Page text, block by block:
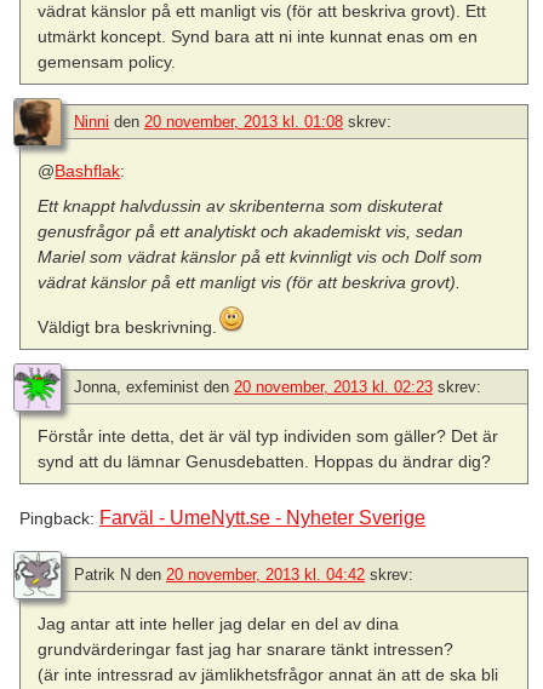
vädrat känslor på ett manligt vis (för att beskriva grovt). Ett
utmärkt koncept. Synd bara att ni inte kunnat enas om en
gemensam policy.
Ninni den 20 november, 2013 kl. 01:08 skrev:
@Bashflak:
Ett knappt halvdussin av skribenterna som diskuterat
genusfrågor på ett analytiskt och akademiskt vis, sedan
Mariel som vädrat känslor på ett kvinnligt vis och Dolf som
vädrat känslor på ett manligt vis (för att beskriva grovt).
Väldigt bra beskrivning.
Jonna, exfeminist den 20 november, 2013 kl. 02:23 skrev:
Förstår inte detta, det är väl typ individen som gäller? Det är
synd att du lämnar Genusdebatten. Hoppas du ändrar dig?
Pingback: Farväl - UmeNytt.se - Nyheter Sverige
Patrik N den 20 november, 2013 kl. 04:42 skrev:
Jag antar att inte heller jag delar en del av dina
grundvärderingar fast jag har snarare tänkt intressen?
(är inte intressrad av jämlikhetsfrågor annat än att de ska bli